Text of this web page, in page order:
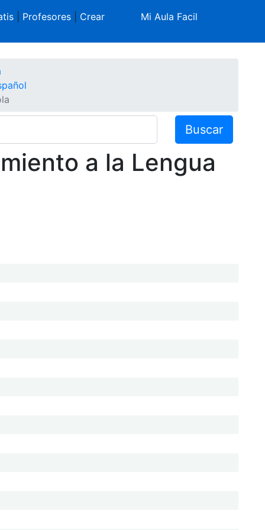
| Profesores| Crear
Mi Aula Facil
Buscar
a la Lengua